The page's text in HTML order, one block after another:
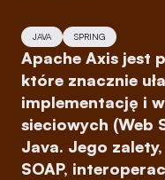
JAVA SPRING
Apache Axis jest
które znacznie
implementację i
sieciowych (Web
Java. Jego
SOAP,